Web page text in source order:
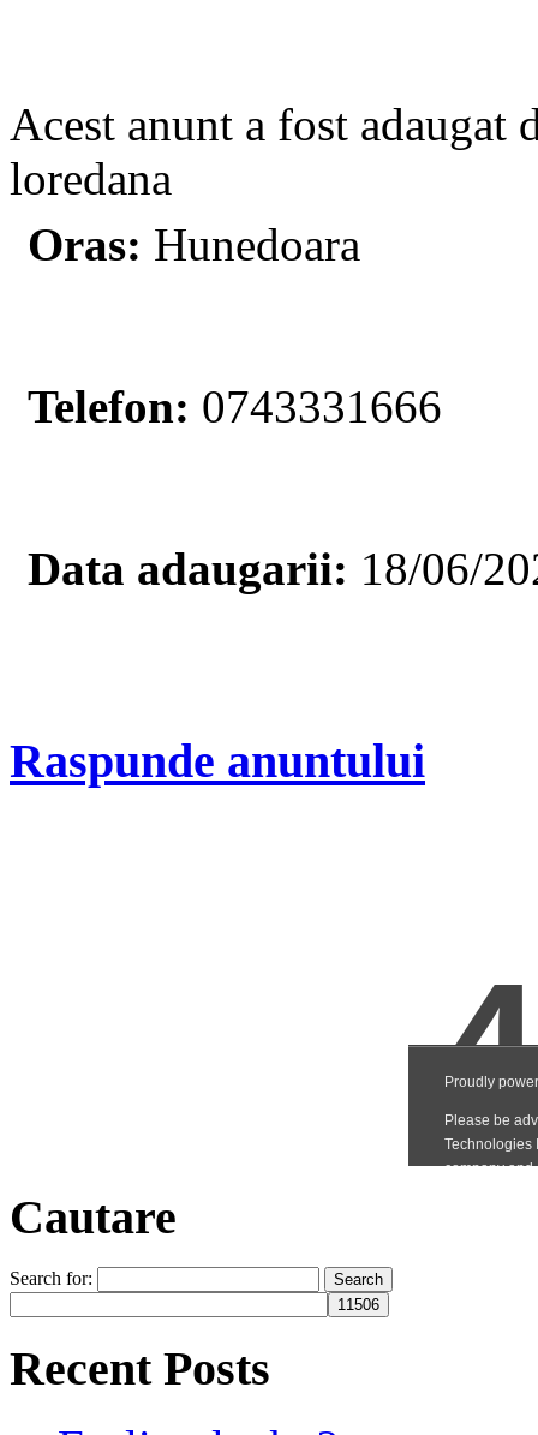
Acest anunt a fost adaugat
loredana
Oras: Hunedoara
Telefon: 0743331666
Data adaugarii: 18/06/
Raspunde anuntului
Cautare
Search for:
Recent Posts